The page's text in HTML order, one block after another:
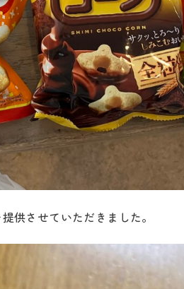
供させていただきました。